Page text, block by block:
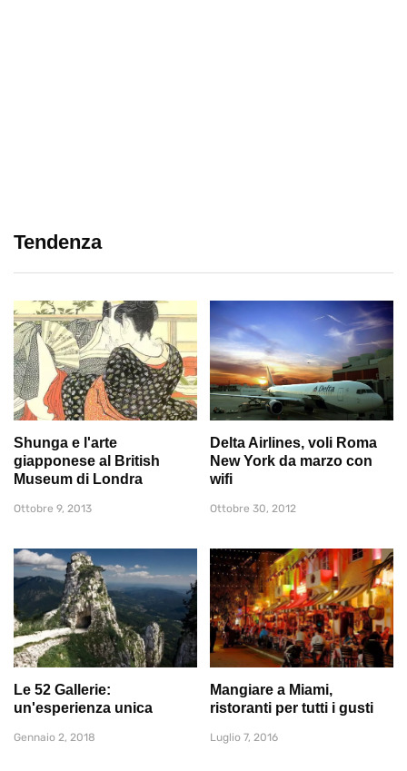
Tendenza
Shunga e l'arte
giapponese al British
Museum di Londra
Ottobre 9, 2013
Delta Airlines, voli Roma
New York da marzo con
wifi
Ottobre 30, 2012
Le 52 Gallerie:
un'esperienza unica
Gennaio 2, 2018
Mangiare a Miami,
ristoranti per tutti i gusti
Luglio 7, 2016